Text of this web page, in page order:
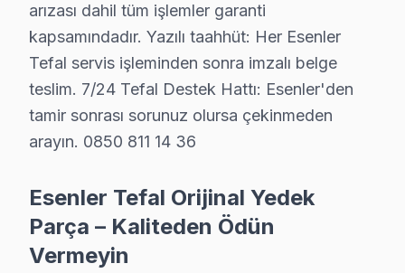
Esenler Tefal TV Tamir Garantisi – Yazılı
Tefal TV Servis Garanti Belgesi – Yazılı ve İmzalı Güvence
Esenler'da yaptığımız Tefal panel onarımlarında
Esenler garanti detayları:
• Esenler'de 24 aya kadar işçilik güvencesi
• Garanti dışı hasar bu değilse ek ücret istenmez
• Esenler'de her işlem kayıt altında; müşteri kaydına
Esenler'de neyi garanti etmiyoruz?
arızası dahil tüm işlemler garanti
kapsamındadır. Yazılı taahhüt: Her Esenler
Tefal servis işleminden sonra imzalı belge
teslim. 7/24 Tefal Destek Hattı: Esenler'den
tamir sonrası sorunuz olursa çekinmeden
arayın. 0850 811 14 36
Esenler Tefal Orijinal Yedek
Parça – Kaliteden Ödün
Vermeyin